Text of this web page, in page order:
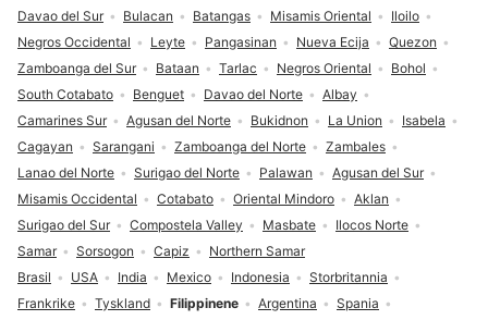
Brasil USA India Mexico Indonesia
Storbritannia
Frankrike
Tyskland Filippinene Argentina
Spania
Davao del Sur
Bulacan Batangas Misamis Oriental
Iloilo
Negros Occidental
Leyte Pangasinan Nueva Ecija
Quezon
Zamboanga del Sur
Bataan Tarlac Negros Oriental
Bohol
South Cotabato
Benguet Davao del Norte
Albay
Camarines Sur
Agusan del Norte Bukidnon La Union
Isabela
Cagayan
Sarangani Zamboanga del Norte
Zambales
Lanao del Norte
Surigao del Norte Palawan
Agusan del Sur
Misamis Occidental
Cotabato Oriental Mindoro
Aklan
Surigao del Sur
Compostela Valley Masbate
Ilocos Norte
Samar
Sorsogon Capiz Northern Samar